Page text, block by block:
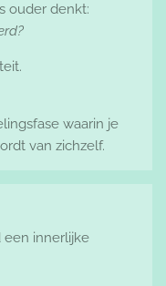
ouder denkt:
waarin je
van zichzelf.
een innerlijke